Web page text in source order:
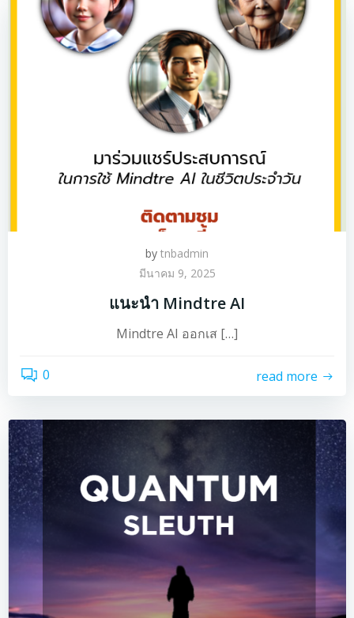
by tnbadmin
มีนาคม 9, 2025
แนะนำ Mindtre AI
Mindtre AI ออกเส […]
0 read more